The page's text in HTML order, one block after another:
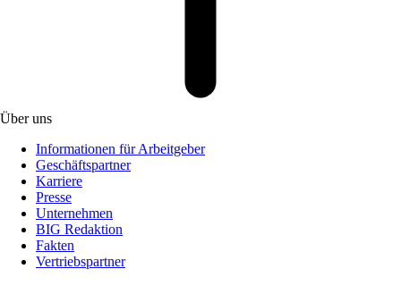
Über uns
Informationen für Arbeitgeber
Geschäftspartner
Karriere
Presse
Unternehmen
BIG Redaktion
Fakten
Vertriebspartner